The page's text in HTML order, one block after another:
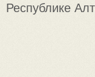
Республике